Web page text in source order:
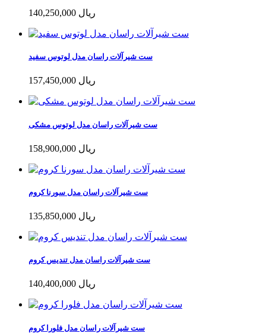
140,250,000 ریال
ست شیرآلات راسان مدل لوتوس سفید
157,450,000 ریال
ست شیرآلات راسان مدل لوتوس مشکی
158,900,000 ریال
ست شیرآلات راسان مدل سورنا کروم
135,850,000 ریال
ست شیرآلات راسان مدل تندیس کروم
140,400,000 ریال
ست شیرآلات راسان مدل فلورا کروم